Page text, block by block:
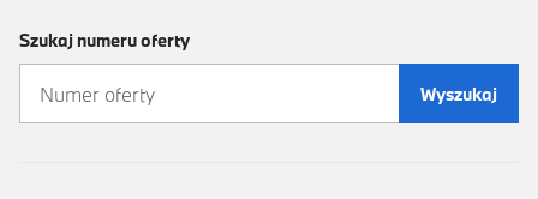
Szukaj numeru oferty
Wyszukaj